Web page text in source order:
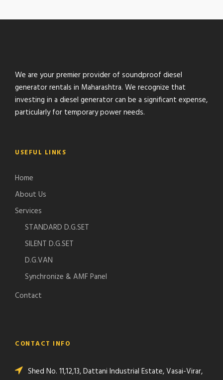
We are your premier provider of soundproof diesel
generator rentals in Maharashtra. We recognize that
investing in a diesel generator can be a significant expense,
particularly for temporary power needs.
USEFUL LINKS
Home
About Us
Services
STANDARD D.G.SET
SILENT D.G.SET
D.G.VAN
Synchronize & AMF Panel
Contact
CONTACT INFO
Shed No. 11,12,13, Dattani Industrial Estate, Vasai-Virar,